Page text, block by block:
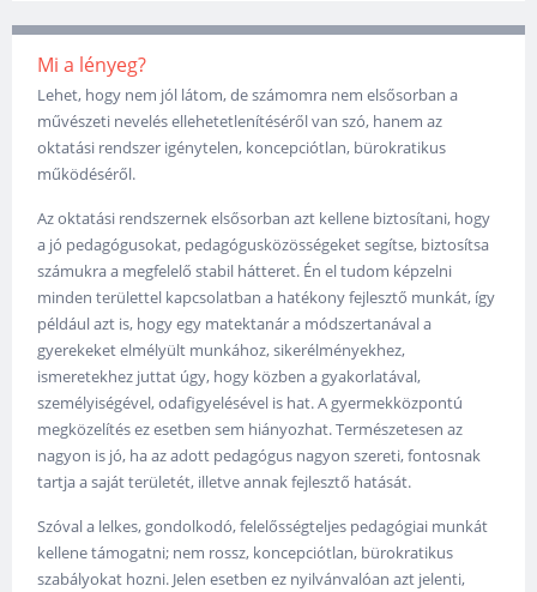
Mi a lényeg?
Lehet, hogy nem jól látom, de számomra nem elsősorban a
művészeti nevelés ellehetetlenítéséről van szó, hanem az
oktatási rendszer igénytelen, koncepciótlan, bürokratikus
működéséről.
Az oktatási rendszernek elsősorban azt kellene biztosítani, hogy
a jó pedagógusokat, pedagógusközösségeket segítse, biztosítsa
számukra a megfelelő stabil hátteret. Én el tudom képzelni
minden területtel kapcsolatban a hatékony fejlesztő munkát, így
például azt is, hogy egy matektanár a módszertanával a
gyerekeket elmélyült munkához, sikerélményekhez,
ismeretekhez juttat úgy, hogy közben a gyakorlatával,
személyiségével, odafigyelésével is hat. A gyermekközpontú
megközelítés ez esetben sem hiányozhat. Természetesen az
nagyon is jó, ha az adott pedagógus nagyon szereti, fontosnak
tartja a saját területét, illetve annak fejlesztő hatását.
Szóval a lelkes, gondolkodó, felelősségteljes pedagógiai munkát
kellene támogatni; nem rossz, koncepciótlan, bürokratikus
szabályokat hozni. Jelen esetben ez nyilvánvalóan azt jelenti,